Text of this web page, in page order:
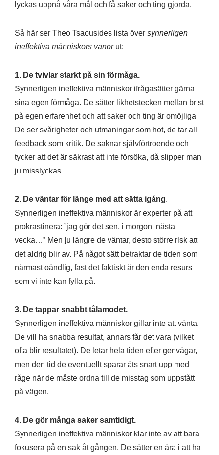
lyckas uppnå våra mål och få saker och ting gjorda.
Så här ser Theo Tsaousides lista över synnerligen
ineffektiva människors vanorut:
1. De tvivlar starkt på sin förmåga.
Synnerligen ineffektiva människor ifrågasätter gärna
sina egen förmåga. De sätter likhetstecken mellan brist
på egen erfarenhet och att saker och ting är omöjliga.
De ser svårigheter och utmaningar som hot, de tar all
feedback som kritik. De saknar självförtroende och
tycker att det är säkrast att inte försöka, då slipper man
ju misslyckas.
2. De väntar för länge med att sätta igång.
Synnerligen ineffektiva människor är experter på att
prokrastinera: ”jag gör det sen, i morgon, nästa
vecka…” Men ju längre de väntar, desto större risk att
det aldrig blir av. På något sätt betraktar de tiden som
närmast oändlig, fast det faktiskt är den enda resurs
som vi inte kan fylla på.
3. De tappar snabbt tålamodet.
Synnerligen ineffektiva människor gillar inte att vänta.
De vill ha snabba resultat, annars får det vara (vilket
ofta blir resultatet). De letar hela tiden efter genvägar,
men den tid de eventuellt sparar äts snart upp med
råge när de måste ordna till de misstag som uppstått
på vägen.
4. De gör många saker samtidigt.
Synnerligen ineffektiva människor klar inte av att bara
fokusera på en sak åt gången. De sätter en ära i att ha